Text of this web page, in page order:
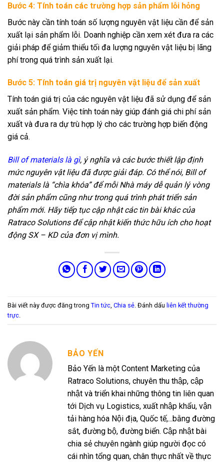
Bước 4: Tính toán các trường hợp sản phẩm lỗi hỏng
Bước này cần tính toán số lượng nguyên vật liệu cần để sản
xuất lại sản phẩm lỗi. Doanh nghiệp cần xem xét đưa ra các
giải pháp để giảm thiểu tối đa lượng nguyên vật liệu bị lãng
phí trong quá trình sản xuất lại.
Bước 5: Tính toán giá trị nguyên vật liệu để sản xuất
Tính toán giá trị của các nguyên vật liệu đã sử dụng để sản
xuất sản phẩm. Việc tính toán này giúp đánh giá chi phí sản
xuất và đưa ra dự trù hợp lý cho các trường hợp biến động
giá cả.
Bill of materials là gì, ý nghĩa và các bước thiết lập định
mức nguyên vật liệu đã được giải đáp. Có thể nói, Bill of
materials là “chìa khóa” để mỗi Nhà máy dễ quản lý vòng
đời sản phẩm cũng như trong quá trình phát triển sản
phẩm mới. Hãy tiếp tục cập nhật các tin bài khác của
Ratraco Solutions để cập nhật kiến thức hữu ích cho hoạt
động SX – KD của đơn vị mình.
Bài viết này được đăng trong Tin tức Chia sẻ . Đánh dấu liên kết thường
trực
BẢO YẾN
Bảo Yến là một Content Marketing của
Ratraco Solutions, chuyên thu thập, cập
nhật và triển khai những thông tin liên quan
tới Dịch vụ Logistics, xuất nhập khẩu, vận
tải hàng hóa Nội địa, Quốc tế,...bằng đường
sắt, đường bộ, đường biển. Cập nhật bài
chia sẻ chuyên ngành giúp người đọc có
cái nhìn tổng quan, chân thực nhất về thực